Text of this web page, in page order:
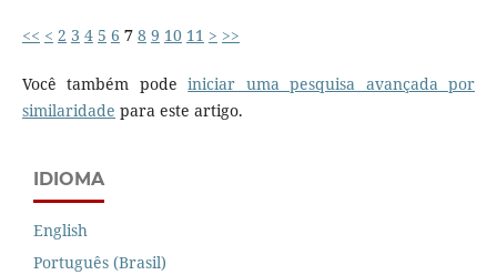
<< < 2 3 4 5 6 7 8 9 10 11 > >>
Você também podeiniciar uma pesquisa avançada por
similaridade para este artigo.
IDIOMA
English
Português (Brasil)